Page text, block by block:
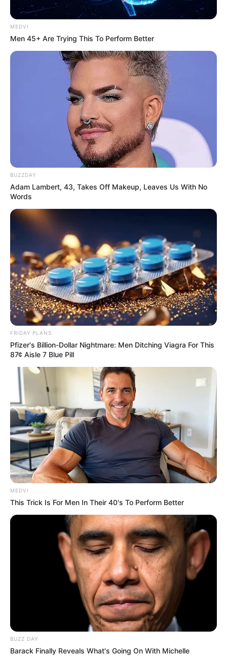
MEDVI
Men 45+ Are Trying This To Perform Better
BUZZDAY
Adam Lambert, 43, Takes Off Makeup, Leaves Us With No
Words
FRIDAY PLANS
Pfizer's Billion-Dollar Nightmare: Men Ditching Viagra For This
87¢ Aisle 7 Blue Pill
MEDVI
This Trick Is For Men In Their 40's To Perform Better
BUZZ DAY
Barack Finally Reveals What's Going On With Michelle